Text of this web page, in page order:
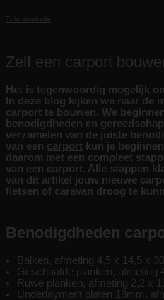
Tuin inspiratie
Zelf een carport
Het is tegenwoordig mogelijk
In deze blog kijken we naar de
carport te bouwen. We
benodigdheden en
verzamelen van de juiste
van een carport kun je
daarom met een compleet
van een carport. Alle stappen
van dit artikel jouw nieuwe
fietsen of caravan droog te
Benodigdheden
Balken, afmeting 4,5 x 14,5 x
Geschaafde planken, afmeting
Ruwe planken, afmeting 2,2 x
Underlayment platen 18mm,